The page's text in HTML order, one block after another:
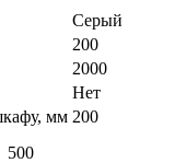
Серый
200
2000
Нет
мм 200
500